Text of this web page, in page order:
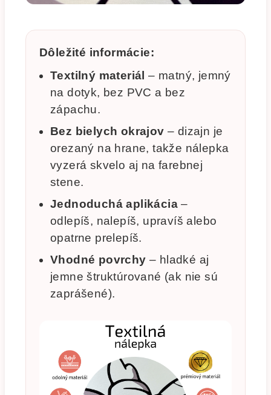
Dôležité informácie:
Textilný materiál – matný, jemný
na dotyk, bez PVC a bez
zápachu.
Bez bielych okrajov – dizajn je
orezaný na hrane, takže nálepka
vyzerá skvelo aj na farebnej
stene.
Jednoduchá aplikácia –
odlepíš, nalepíš, upravíš alebo
opatrne prelepíš.
Vhodné povrchy – hladké aj
jemne štruktúrované (ak nie sú
zaprášené).